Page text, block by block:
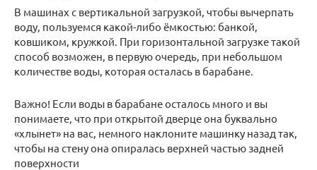
В машинах с вертикальной загрузкой, чтобы вычерпать
воду, пользуемся какой-либо ёмкостью: банкой,
ковшиком, кружкой. При горизонтальной загрузке такой
способ возможен, в первую очередь, при небольшом
количестве воды, которая осталась в барабане.
Важно! Если воды в барабане осталось много и вы
понимаете, что при открытой дверце она буквально
«хлынет» на вас, немного наклоните машинку назад так,
чтобы на стену она опиралась верхней частью задней
поверхности